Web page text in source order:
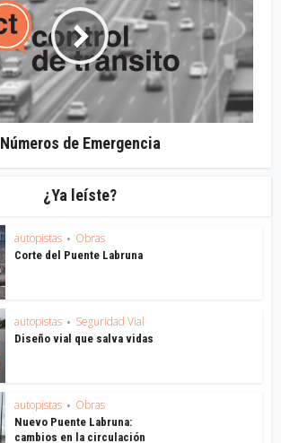
Números de Emergencia
¿Ya leíste?
autopistas • Obras
Corte del Puente Labruna
autopistas • Seguridad Vial
Diseño vial que salva vidas
autopistas • Obras
Nuevo Puente Labruna:
cambios en la circulación